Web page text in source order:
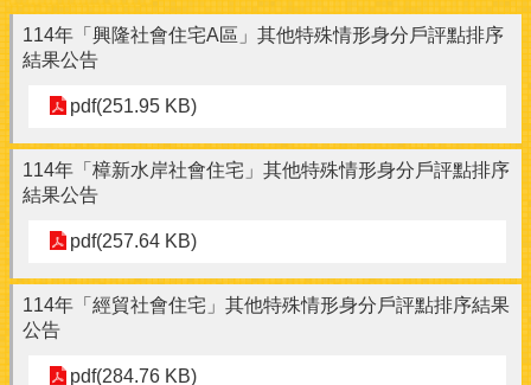
114年「興隆社會住宅A區」其他特殊情形身分戶評點排序
結果公告
pdf(251.95 KB)
114年「樟新水岸社會住宅」其他特殊情形身分戶評點排序
結果公告
pdf(257.64 KB)
114年「經貿社會住宅」其他特殊情形身分戶評點排序結果
公告
pdf(284.76 KB)